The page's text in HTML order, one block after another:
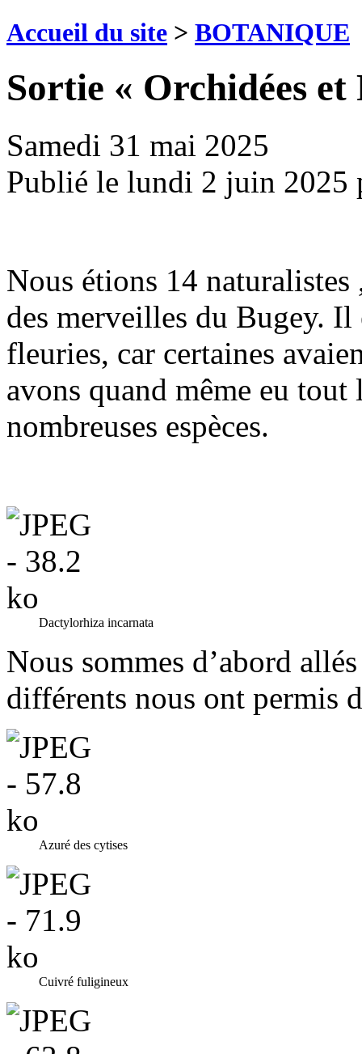
Accueil du site > BOTANIQUE
Sortie « Orchidées
Samedi 31 mai 2025
Publié le lundi 2 juin 2025
Nous étions 14
des merveilles du Bugey. Il
fleuries, car certaines
avons quand même eu
nombreuses espèces.
Dactylorhiza incarnata
Nous sommes d’abord
différents nous ont permis
Azuré des cytises
Cuivré fuligineux